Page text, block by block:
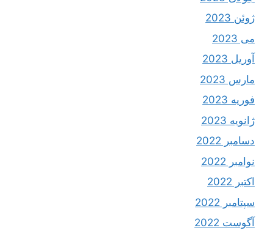
ژوئن 2023
می 2023
آوریل 2023
مارس 2023
فوریه 2023
ژانویه 2023
دسامبر 2022
نوامبر 2022
اکتبر 2022
سپتامبر 2022
آگوست 2022